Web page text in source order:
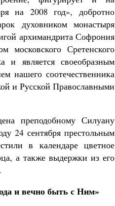
на 2008 год», добротно
духовником монастыря
архимандрита Софрония
московского Сретенского
и является своеобразным
нашего соотечественника
и Русской Православными
преподобному Силуану
24 сентября престольным
в календаре цветное
а также выдержки из его
и вечно быть с Ним»